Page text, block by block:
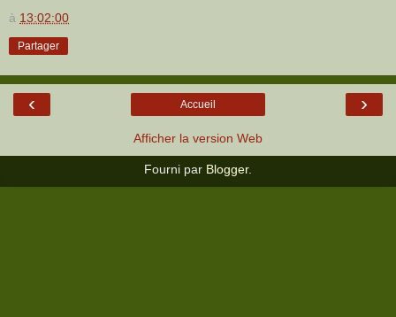
à 13:02:00
Partager
‹ ›
Accueil
Afficher la version Web
Fourni par Blogger.